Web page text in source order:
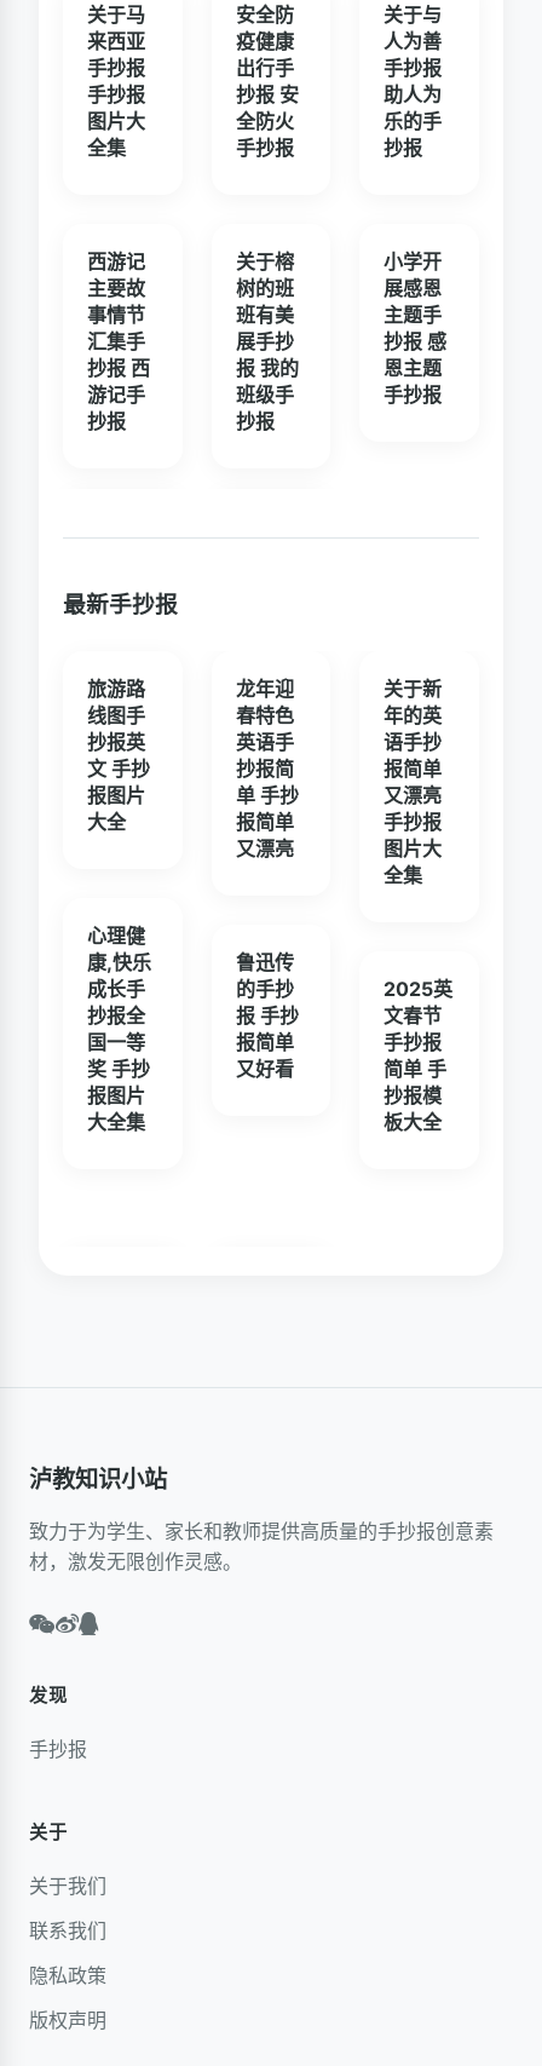
关于马
来西亚
手抄报
手抄报
图片大
全集
西游记
主要故
事情节
汇集手
抄报 西
游记手
抄报
安全防
疫健康
出行手
抄报 安
全防火
手抄报
关于榕
树的班
班有美
展手抄
报 我的
班级手
抄报
关于与
人为善
手抄报
助人为
乐的手
抄报
小学开
展感恩
主题手
抄报 感
恩主题
手抄报
最新手抄报
旅游路
线图手
抄报英
文 手抄
报图片
大全
心理健
康,快乐
成长手
抄报全
国一等
奖 手抄
报图片
大全集
龙年迎
春特色
英语手
抄报简
单 手抄
报简单
又漂亮
鲁迅传
的手抄
报 手抄
报简单
又好看
关于新
年的英
语手抄
报简单
又漂亮
手抄报
图片大
全集
2025英
文春节
手抄报
简单 手
抄报模
板大全
泸教知识小站
致力于为学生、家长和教师提供高质量的手抄报创意素
材，激发无限创作灵感。
发现
手抄报
关于
关于我们
联系我们
隐私政策
版权声明